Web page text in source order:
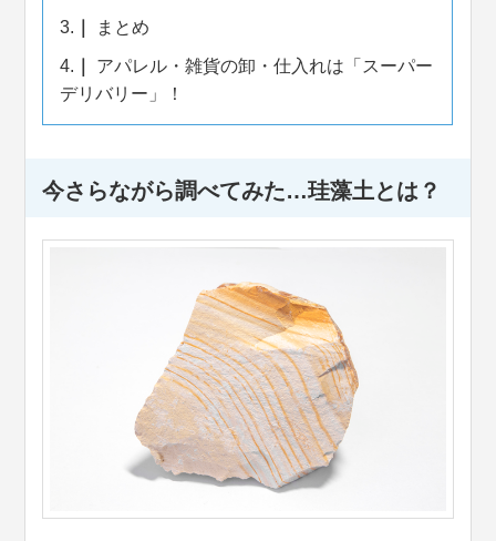
3. まとめ
4.
アパレル・雑貨の卸・仕入れは「スーパー
デリバリー」！
今さらながら調べてみた…珪藻土とは？